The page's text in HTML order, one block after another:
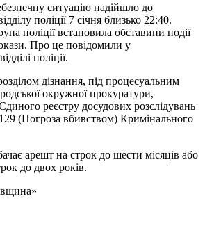
ситуацію надійшло до
поліції 7 січня близько 22:40.
поліції встановила обставини події
Про це повідомили у
поліції.
дізнання, під процесуальним
окружної прокуратури,
реєстру досудових розслідувань
(Погроза вбивством) Кримінального
арешт на строк до шести місяців або
до двох років.